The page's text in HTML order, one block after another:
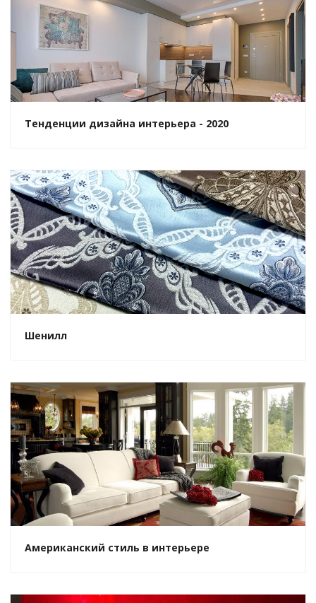
Тенденции дизайна интерьера - 2020
Шенилл
Американский стиль в интерьере